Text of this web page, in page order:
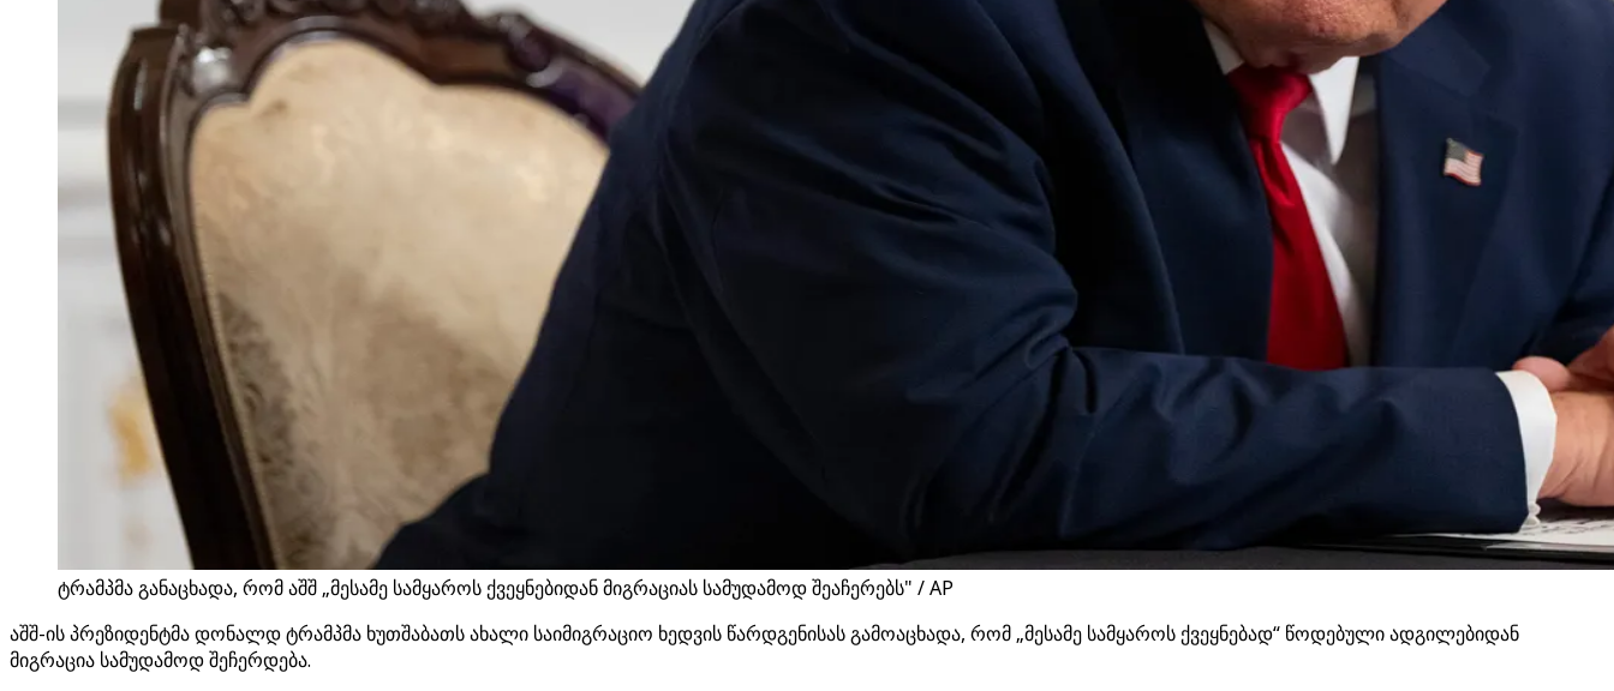
ტრამპმა განაცხადა, რომ აშშ „მესამე სამყაროს ქვეყნებიდან მიგრაციას სამუდამოდ შეაჩერებს" / AP
აშშ-ის პრეზიდენტმა დონალდ ტრამპმა ხუთშაბათს ახალი საიმიგრაციო ხედვის წარდგენისას გამოაცხადა, რომ „მესამე სამყაროს ქვეყნებად“ წოდებული ადგილებიდან
მიგრაცია სამუდამოდ შეჩერდება.